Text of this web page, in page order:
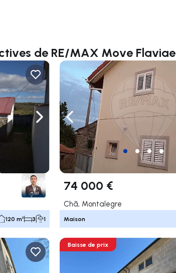
de RE/MAX Move Flaviae
Naviguer vers la droite
120 m² 3 1
Naviguer vers la gauche
74 000 €
Chã, Montalegre
Maison
Baisse de prix